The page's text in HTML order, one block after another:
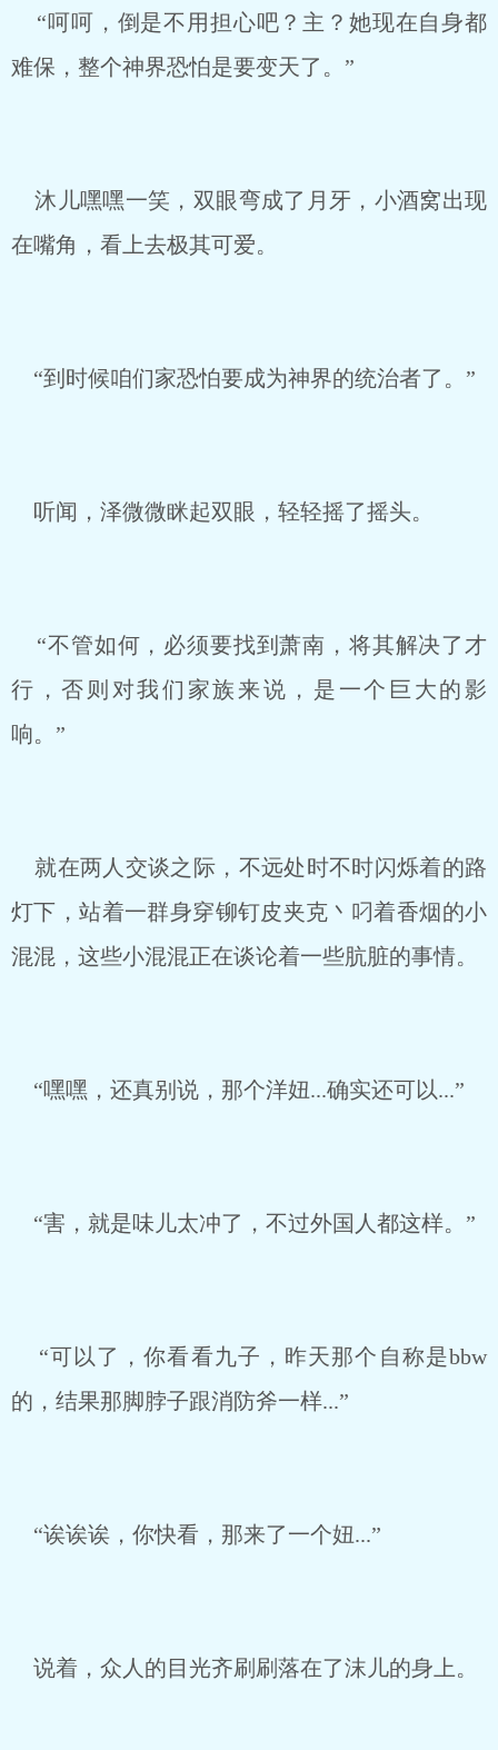
“呵呵，倒是不用担心吧？主？她现在自身都
难保，整个神界恐怕是要变天了。”
沐儿嘿嘿一笑，双眼弯成了月牙，小酒窝出现
在嘴角，看上去极其可爱。
“到时候咱们家恐怕要成为神界的统治者了。”
听闻，泽微微眯起双眼，轻轻摇了摇头。
“不管如何，必须要找到萧南，将其解决了才
行，否则对我们家族来说，是一个巨大的影
响。”
就在两人交谈之际，不远处时不时闪烁着的路
灯下，站着一群身穿铆钉皮夹克丶叼着香烟的小
混混，这些小混混正在谈论着一些肮脏的事情。
“嘿嘿，还真别说，那个洋妞...确实还可以...”
“害，就是味儿太冲了，不过外国人都这样。”
“可以了，你看看九子，昨天那个自称是bbw
的，结果那脚脖子跟消防斧一样...”
“诶诶诶，你快看，那来了一个妞...”
说着，众人的目光齐刷刷落在了沫儿的身上。